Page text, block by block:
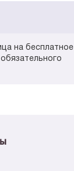
на бесплатное